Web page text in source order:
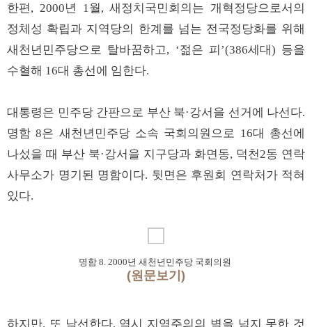
한편, 2000년 1월, 새정치국민회의는 개혁정당으로서의
정체성 확립과 지역당의 한계를 넘는 전국정당화를 위해
새천년민주당으로 탈바꿈하고, ‘젊은 피’(386세대) 등을
수혈해 16대 총선에 임한다.
대통령은 민주당 간판으로 부산 북·강서을 선거에 나선다.
명함 8은 새천년민주당 소속 국회의원으로 16대 총선에
나섰을 때 부산 북·강서을 지구당과 화면동, 덕천2동 연락
사무소가 명기된 명함이다. 뒷면은 후원회 연락처가 적혀
있다.
명함 8. 2000년 새천년민주당 국회의원
(원문보기)
하지만, 또 낙선한다. 역시 지역주의의 벽을 넘지 못한 것